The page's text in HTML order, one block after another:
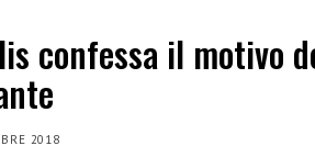
confessa il motivo
2018